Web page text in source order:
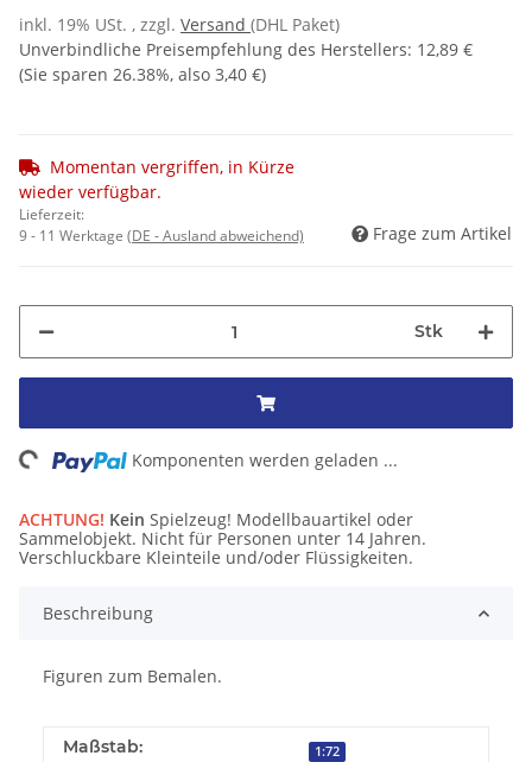
inkl. 19% USt. , zzgl. Versand (DHL Paket)
Unverbindliche Preisempfehlung des Herstellers: 12,89 €
(Sie sparen 26.38%, also 3,40 €)
Momentan vergriffen, in Kürze
wieder verfügbar.
Lieferzeit:
9 - 11 Werktage (DE - Ausland abweichend) Frage zum Artikel
Stk
Komponenten werden geladen ...
ACHTUNG! Kein Spielzeug! Modellbauartikel oder
Sammelobjekt. Nicht für Personen unter 14 Jahren.
Verschluckbare Kleinteile und/oder Flüssigkeiten.
Beschreibung
Figuren zum Bemalen.
Maßstab: 1:72